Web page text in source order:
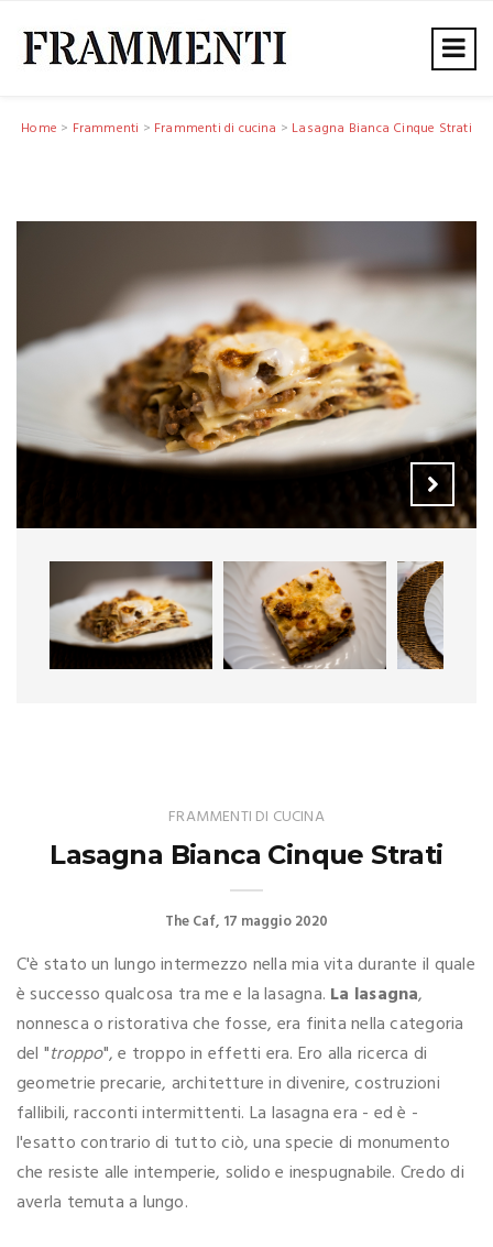
Home > Frammenti > Frammenti di cucina > Lasagna Bianca Cinque Strati
FRAMMENTI DI CUCINA
Lasagna Bianca Cinque Strati
The Caf 17 maggio 2020
C'è stato un lungo intermezzo nella mia vita durante il quale
è successo qualcosa tra me e la lasagna. La lasagna,
nonnesca o ristorativa che fosse, era finita nella categoria
del "troppo", e troppo in effetti era. Ero alla ricerca di
geometrie precarie, architetture in divenire, costruzioni
fallibili, racconti intermittenti. La lasagna era - ed è -
l'esatto contrario di tutto ciò, una specie di monumento
che resiste alle intemperie, solido e inespugnabile. Credo di
averla temuta a lungo.